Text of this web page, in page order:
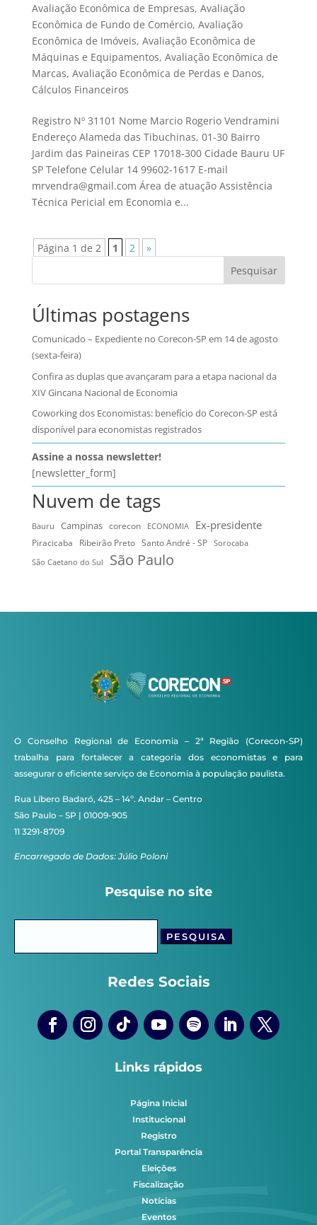
Avaliação Econômica de Empresas, Avaliação
Econômica de Fundo de Comércio, Avaliação
Econômica de Imóveis, Avaliação Econômica de
Máquinas e Equipamentos, Avaliação Econômica de
Marcas, Avaliação Econômica de Perdas e Danos,
Cálculos Financeiros
Registro Nº 31101 Nome Marcio Rogerio Vendramini
Endereço Alameda das Tibuchinas, 01-30 Bairro
Jardim das Paineiras CEP 17018-300 Cidade Bauru UF
SP Telefone Celular 14 99602-1617 E-mail
mrvendra@gmail.com Área de atuação Assistência
Técnica Pericial em Economia e...
Página 1 de 2 1 2
»
Pesquisar
Últimas postagens
Comunicado – Expediente no Corecon-SP em 14 de agosto
(sexta-feira)
Confira as duplas que avançaram para a etapa nacional da
XIV Gincana Nacional de Economia
Coworking dos Economistas: benefício do Corecon-SP está
disponível para economistas registrados
Assine a nossa newsletter!
[newsletter_form]
Nuvem de tags
Bauru Campinas corecon ECONOMIA Ex-presidente
Piracicaba Ribeirão Preto Santo André - SP
Sorocaba
São Caetano do Sul
São Paulo
O Conselho Regional de Economia – 2ª Região (Corecon-SP)
trabalha para fortalecer a categoria dos economistas e para
assegurar o eficiente serviço de Economia à população paulista.
Rua Líbero Badaró, 425 – 14º. Andar – Centro
São Paulo – SP | 01009-905
11 3291-8709
Encarregado de Dados: Júlio Poloni
Pesquise no site
Redes Sociais
Links rápidos
Página Inicial
Institucional
Registro
Portal Transparência
Eleições
Fiscalização
Notícias
Eventos